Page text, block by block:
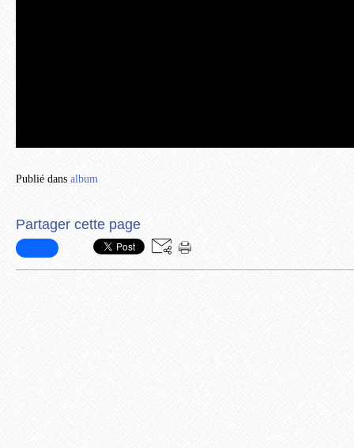
Publié dans album
Partager cette page